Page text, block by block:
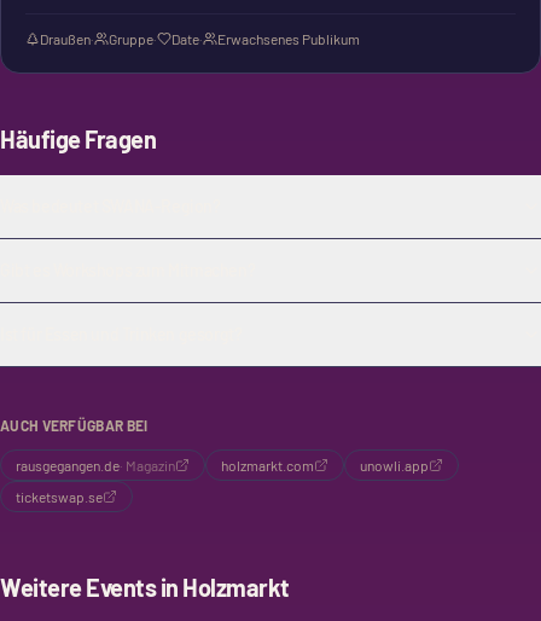
Draußen· Gruppe· Date· Erwachsenes Publikum
Häufige Fragen
AUCH VERFÜGBAR BEI
rausgegangen.de· Magazin holzmarkt.com
unowli.app
ticketswap.se
Weitere Events in Holzmarkt